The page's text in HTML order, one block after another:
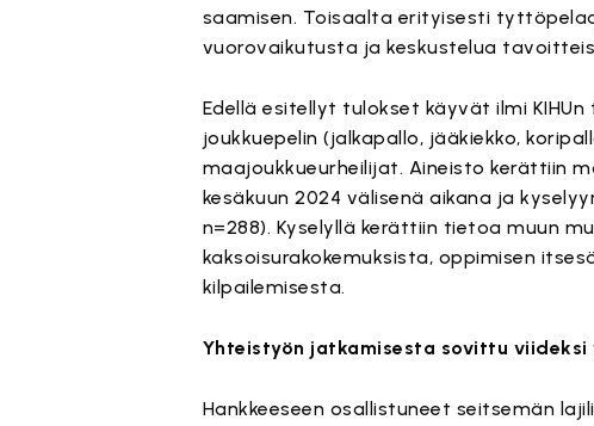
saamisen. Toisaalta erityisesti
vuorovaikutusta ja keskustelua
Edellä esitellyt tulokset käyvät ilmi
joukkuepelin (jalkapallo, jääkiekko,
maajoukkueurheilijat. Aineisto kerättiin
kesäkuun 2024 välisenä aikana ja
n=288). Kyselyllä kerättiin tietoa muun
kaksoisurakokemuksista, oppimisen
kilpailemisesta.
Yhteistyön jatkamisesta sovittu viideksi
Hankkeeseen osallistuneet seitsemän